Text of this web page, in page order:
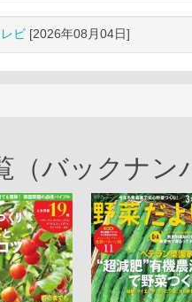
ビ [2026年08月04日]
バックナン